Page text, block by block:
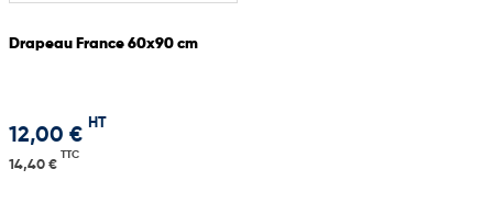
Drapeau France 60x90 cm
12,00 €
HT
14,40 €
TTC